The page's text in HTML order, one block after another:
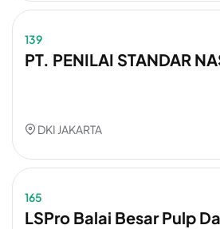
139
PT. PENILAI STANDAR
DKI JAKARTA
165
LSPro Balai Besar Pulp